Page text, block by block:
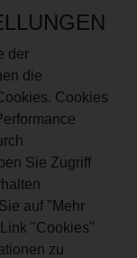
der
die
Cookies
Sie Zugriff
auf "Mehr
"Cookies"
zu
Cookies